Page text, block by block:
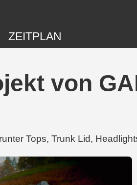
ZEITPLAN
von
Tops, Trunk Lid,